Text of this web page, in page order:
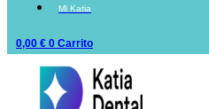
Mi Katia
0,00 € 0 Carrito